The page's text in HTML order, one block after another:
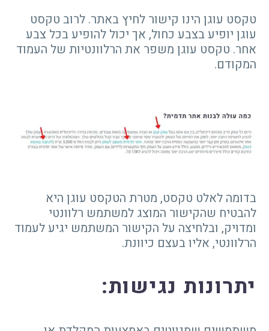
טקסט עוגן הינו קישור לחיץ באתר. לרוב טקסט
עוגן יופיע בצבע כחול, אך יכול להופיע בכל צבע
אחר. טקסט עוגן משפר את הרלוונטיות של העמוד
המקודם.
בדומה לאלט טקסט, מטרת הטקסט עוגן היא
להבטיח שהקישור המוצג למשתמש רלוונטי
ומדויק, ובלחיצה על הקישור המשתמש יגיע לעמוד
הרלוונטי, אליו בעצם כיוונת.
יתרונות נגישות: